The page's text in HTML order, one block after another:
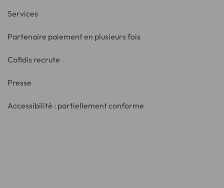
Services
Partenaire paiement en plusieurs fois
Cofidis recrute
Presse
Accessibilité : partiellement conforme